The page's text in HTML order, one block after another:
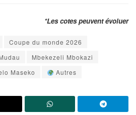
*Les cotes peuvent évoluer
Coupe du monde 2026
Mbekezeli Mbokazi
Maseko Autres